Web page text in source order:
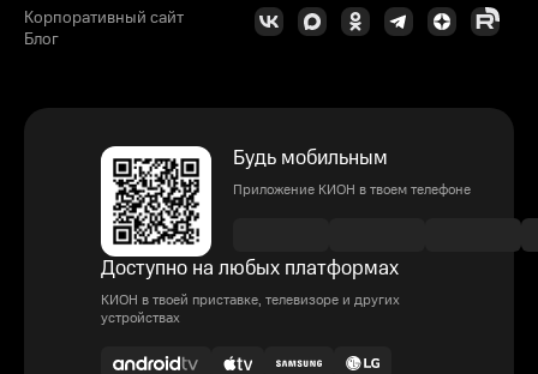
Корпоративный сайт
Блог
Будь мобильным
Приложение КИОН в твоем телефоне
Доступно на любых платформах
КИОН в твоей приставке, телевизоре и других
устройствах